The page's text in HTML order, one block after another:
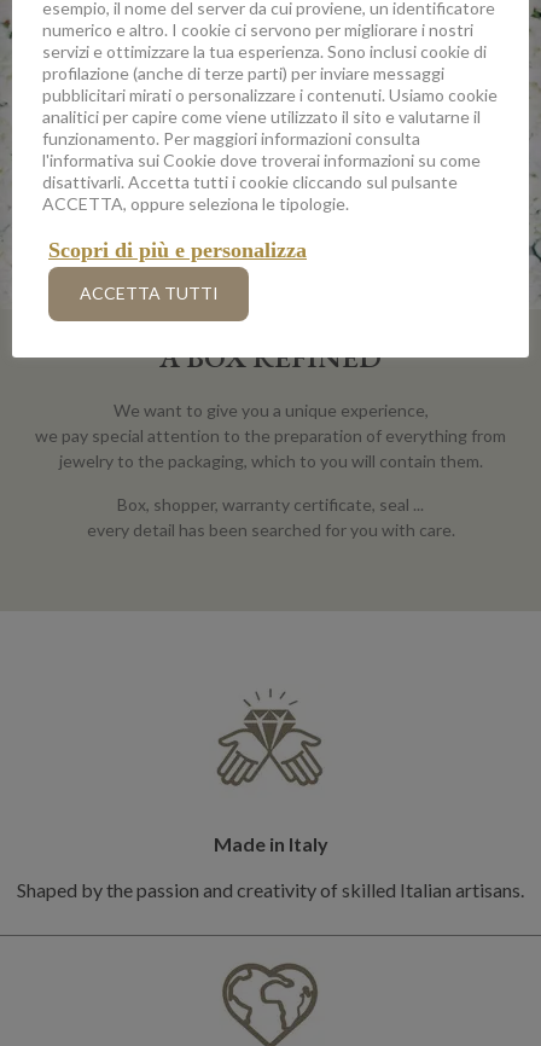
A BOX REFINED
We want to give you a unique experience,
we pay special attention to the preparation of everything from
jewelry to the packaging, which to you will contain them.
Box, shopper, warranty certificate, seal ...
every detail has been searched for you with care.
Made in Italy
Shaped by the passion and creativity of skilled Italian artisans.
esempio, il nome del server da cui proviene, un identificatore
numerico e altro. I cookie ci servono per migliorare i nostri
servizi e ottimizzare la tua esperienza. Sono inclusi cookie di
profilazione (anche di terze parti) per inviare messaggi
pubblicitari mirati o personalizzare i contenuti. Usiamo cookie
analitici per capire come viene utilizzato il sito e valutarne il
funzionamento. Per maggiori informazioni consulta
l'informativa sui Cookie dove troverai informazioni su come
disattivarli. Accetta tutti i cookie cliccando sul pulsante
ACCETTA, oppure seleziona le tipologie.
Scopri di più e personalizza
ACCETTA TUTTI